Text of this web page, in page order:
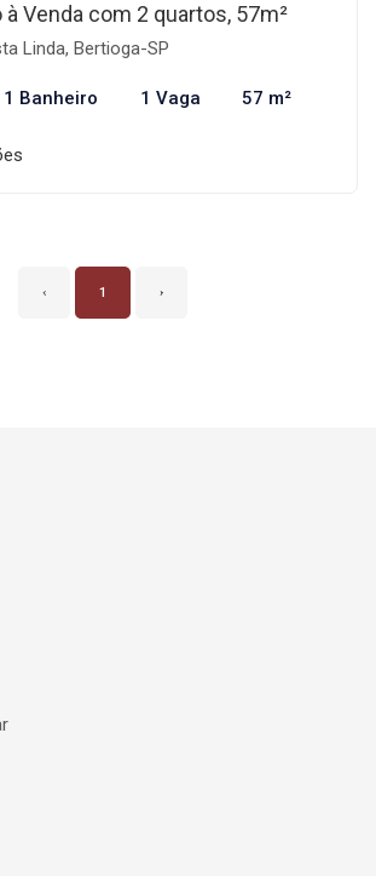
Venda com 2 quartos, 57m²
Linda, Bertioga-SP
1 Banheiro 1 Vaga 57 m²
‹ 1 ›